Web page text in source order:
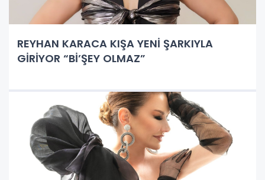
REYHAN KARACA KIŞA YENİ ŞARKIYLA
GİRİYOR “Bİ’ŞEY OLMAZ”